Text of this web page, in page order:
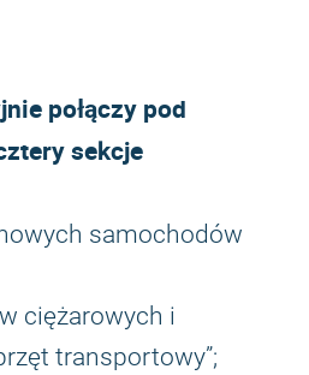
połączy pod
sekcje
samochodów
ciężarowych i
transportowy”;